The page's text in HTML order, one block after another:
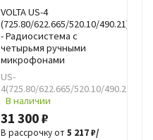
VOLTA US-4
(725.80/622.665/520.10/490.21)
- Радиосистема с
четырьмя ручными
микрофонами
US-
4(725.80/622.665/520.10/490.21)
В наличии
31 300 ₽
В рассрочку от5 217 ₽/